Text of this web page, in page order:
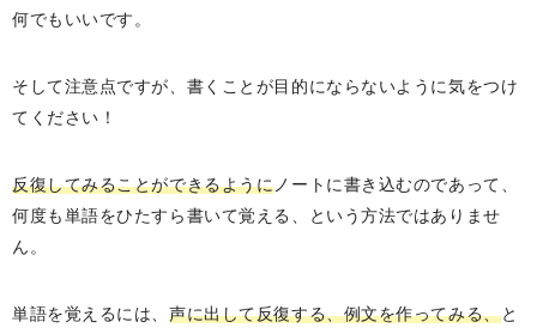
何でもいいです。
そして注意点ですが、書くことが目的にならないように気をつけ
てください！
反復してみることができるように ノートに書き込むのであって、
何度も単語をひたすら書いて覚える、という方法ではありませ
ん。
単語を覚えるには、声に出して反復する、例文を作ってみる、と